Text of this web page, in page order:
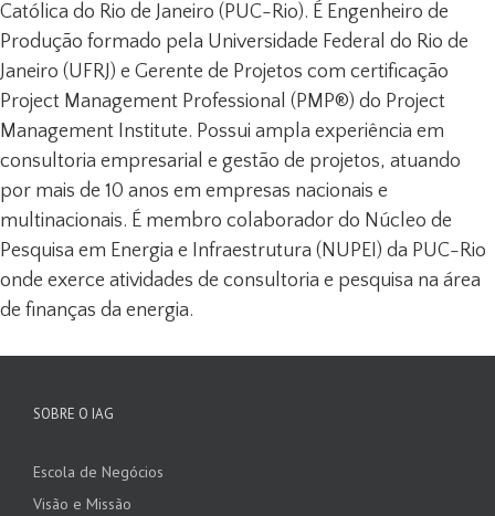
Católica do Rio de Janeiro (PUC-Rio). É Engenheiro de
Produção formado pela Universidade Federal do Rio de
Janeiro (UFRJ) e Gerente de Projetos com certificação
Project Management Professional (PMP®) do Project
Management Institute. Possui ampla experiência em
consultoria empresarial e gestão de projetos, atuando
por mais de 10 anos em empresas nacionais e
multinacionais. É membro colaborador do Núcleo de
Pesquisa em Energia e Infraestrutura (NUPEI) da PUC-Rio
onde exerce atividades de consultoria e pesquisa na área
de finanças da energia.
SOBRE O IAG
Escola de Negócios
Visão e Missão